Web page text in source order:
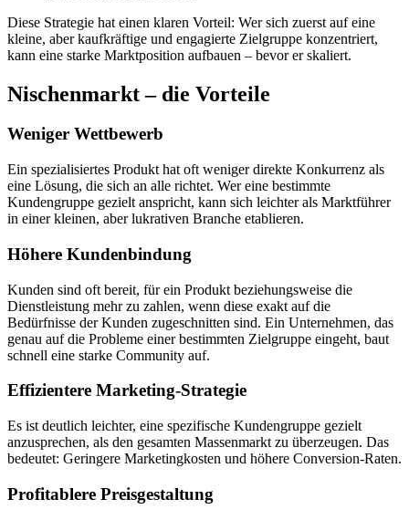
Diese Strategie hat einen klaren Vorteil: Wer sich zuerst auf eine
kleine, aber kaufkräftige und engagierte Zielgruppe konzentriert,
kann eine starke Marktposition aufbauen – bevor er skaliert.
Nischenmarkt – die Vorteile
Weniger Wettbewerb
Ein spezialisiertes Produkt hat oft weniger direkte Konkurrenz als
eine Lösung, die sich an alle richtet. Wer eine bestimmte
Kundengruppe gezielt anspricht, kann sich leichter als Marktführer
in einer kleinen, aber lukrativen Branche etablieren.
Höhere Kundenbindung
Kunden sind oft bereit, für ein Produkt beziehungsweise die
Dienstleistung mehr zu zahlen, wenn diese exakt auf die
Bedürfnisse der Kunden zugeschnitten sind. Ein Unternehmen, das
genau auf die Probleme einer bestimmten Zielgruppe eingeht, baut
schnell eine starke Community auf.
Effizientere Marketing-Strategie
Es ist deutlich leichter, eine spezifische Kundengruppe gezielt
anzusprechen, als den gesamten Massenmarkt zu überzeugen. Das
bedeutet: Geringere Marketingkosten und höhere Conversion-Raten.
Profitablere Preisgestaltung